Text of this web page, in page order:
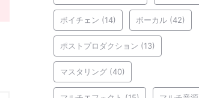
ボイチェン (14) ボーカル (42)
ポストプロダクション (13)
マスタリング (40)